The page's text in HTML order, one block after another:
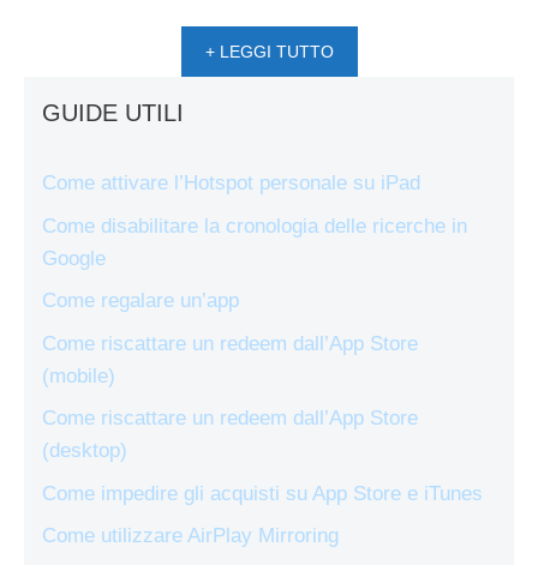
+ LEGGI TUTTO
GUIDE UTILI
Come attivare l’Hotspot personale su iPad
Come disabilitare la cronologia delle ricerche in
Google
Come regalare un’app
Come riscattare un redeem dall’App Store
(mobile)
Come riscattare un redeem dall’App Store
(desktop)
Come impedire gli acquisti su App Store e iTunes
Come utilizzare AirPlay Mirroring